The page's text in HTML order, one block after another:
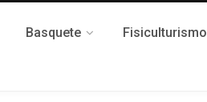
Basquete Fisiculturismo